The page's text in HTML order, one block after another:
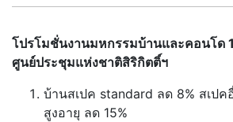
โปรโมชั่นงานมหกรรมบ้านและคอนโด
ศูนย์ประชุมแห่งชาติสิริกิตติ์ฯ
บ้านสเปค standard ลด 8% สเปค
สูงอายุ ลด 15%